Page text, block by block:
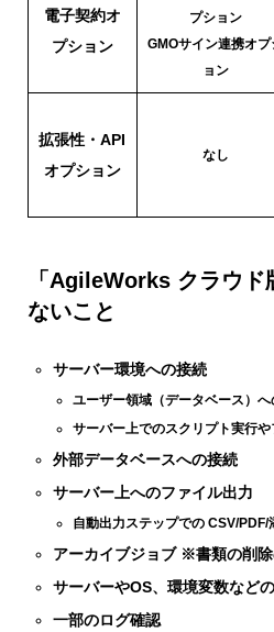
電子契約オ
プション
プション
GMOサイン連携オプ
ョン
拡張性・API
オプション
なし
「AgileWorks クラウ
ないこと
サーバー環境への接続
ユーザー領域（データベース）
サーバー上でのスクリプト実行
外部データベースへの接続
サーバー上へのファイル出力
自動出力ステップでの CSV/PDF/
アーカイブジョブ ※書類の削
サーバーやOS、環境変数など
一部のログ確認